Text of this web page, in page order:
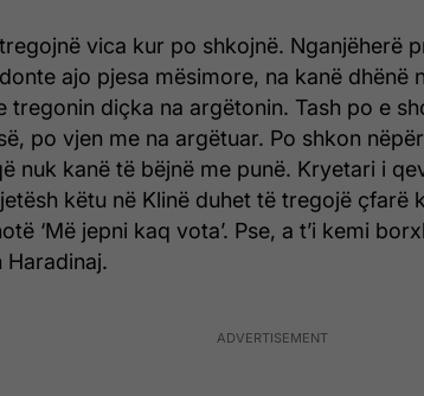
vica kur po shkojnë. Nganjëherë
ajo pjesa mësimore, na kanë dhënë
tregonin diçka na argëtonin. Tash po e
po vjen me na argëtuar. Po shkon
nuk kanë të bëjnë me punë. Kryetari i
këtu në Klinë duhet të tregojë çfarë
‘Më jepni kaq vota’. Pse, a t’i kemi
Haradinaj.